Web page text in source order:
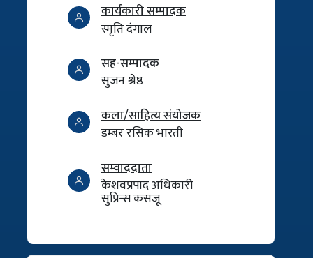
कार्यकारी सम्पादक
स्मृति दंगाल
सह-सम्पादक
सुजन श्रेष्ठ
कला/साहित्य संयोजक
डम्बर रसिक भारती
सम्वाददाता
केशवप्रपाद अधिकारी
सुप्रिन्स कसजू